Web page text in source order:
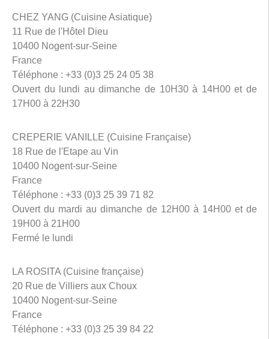
CHEZ YANG (Cuisine Asiatique)
11 Rue de l'Hôtel Dieu
10400 Nogent-sur-Seine
France
Téléphone : +33 (0)3 25 24 05 38
Ouvert du lundi au dimanche de 10H30 à 14H00 et de
17H00 à 22H30
CREPERIE VANILLE (Cuisine Française)
18 Rue de l'Etape au Vin
10400 Nogent-sur-Seine
France
Téléphone : +33 (0)3 25 39 71 82
Ouvert du mardi au dimanche de 12H00 à 14H00 et de
19H00 à 21H00
Fermé le lundi
LA ROSITA (Cuisine française)
20 Rue de Villiers aux Choux
10400 Nogent-sur-Seine
France
Téléphone : +33 (0)3 25 39 84 22